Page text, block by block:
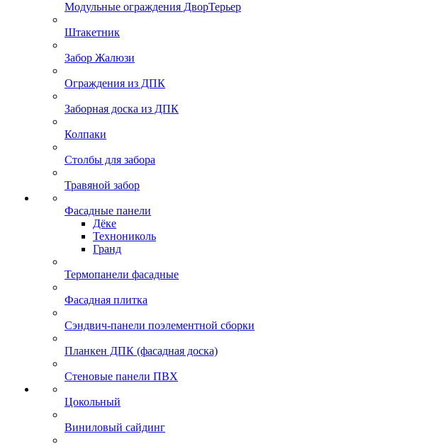
Модульные ограждения ДворТерьер
Штакетник
Забор Жалюзи
Ограждения из ДПК
Заборная доска из ДПК
Колпаки
Столбы для забора
Травяной забор
Фасадные панели
Дёке
Технониколь
Гранд
Термопанели фасадные
Фасадная плитка
Сэндвич-панели поэлементной сборки
Планкен ДПК (фасадная доска)
Стеновые панели ПВХ
Цокольный
Виниловый сайдинг